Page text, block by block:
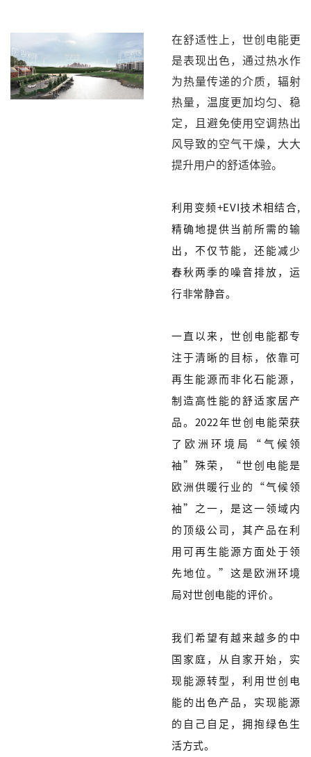
在舒适性上，世创电能更
是表现出色，通过热水作
为热量传递的介质，辐射
热量，温度更加均匀、稳
定，且避免使用空调热出
风导致的空气干燥，大大
提升用户的舒适体验。
利用变频+EVI技术相结合,
精确地提供当前所需的输
出，不仅节能，还能减少
春秋两季的噪音排放，运
行非常静音。
一直以来，世创电能都专
注于清晰的目标，依靠可
再生能源而非化石能源，
制造高性能的舒适家居产
品。2022年世创电能荣获
了欧洲环境局“气候领
袖”殊荣，“世创电能是
欧洲供暖行业的“气候领
袖”之一，是这一领域内
的顶级公司，其产品在利
用可再生能源方面处于领
先地位。”这是欧洲环境
局对世创电能的评价。
我们希望有越来越多的中
国家庭，从自家开始，实
现能源转型，利用世创电
能的出色产品，实现能源
的自己自足，拥抱绿色生
活方式。